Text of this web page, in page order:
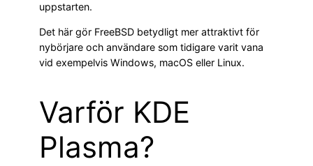
uppstarten.
Det här gör FreeBSD betydligt mer attraktivt för
nybörjare och användare som tidigare varit vana
vid exempelvis Windows, macOS eller Linux.
Varför KDE
Plasma?